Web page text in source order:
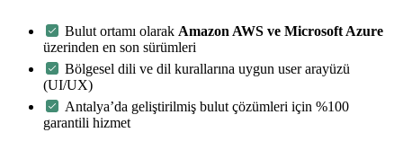
Bulut ortamı olarak Amazon AWS ve Microsoft Azure
üzerinden en son sürümleri
Bölgesel dili ve dil kurallarına uygun user arayüzü
(UI/UX)
Antalya’da geliştirilmiş bulut çözümleri için %100
garantili hizmet